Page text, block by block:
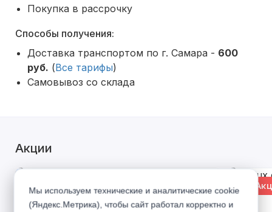
Покупка в рассрочку
Способы получения:
Доставка транспортом по г. Самара - 600
руб. (Все тарифы)
Самовывоз со склада
Акции
% Акция %
Мы используем технические и аналитические cookie
(Яндекс.Метрика), чтобы сайт работал корректно и